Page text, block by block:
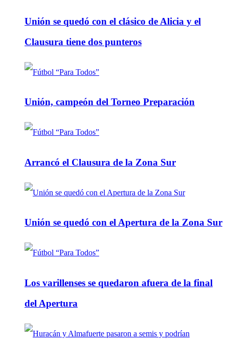
Unión se quedó con el clásico de Alicia y el
Clausura tiene dos punteros
Unión, campeón del Torneo Preparación
Arrancó el Clausura de la Zona Sur
Unión se quedó con el Apertura de la Zona Sur
Los varillenses se quedaron afuera de la final
del Apertura